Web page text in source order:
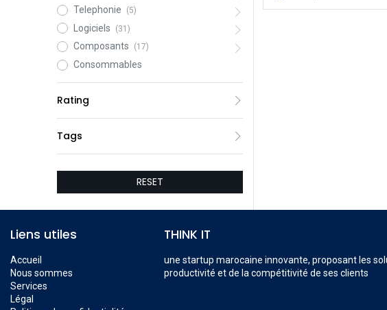
Telephonie
(5)
Logiciels (31)
Composants (17)
Consommables
Rating
Tags
RESET
Liens utiles
Accueil
Nous sommes
Services
Légal
THINK IT
une startup marocaine innovante, proposant les
productivité et de la compétitivité de ses clients